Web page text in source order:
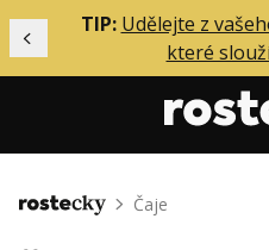
Předchozí
TIP: Udělejte z
které
Mentoring
Podcasty
Domů Čaje